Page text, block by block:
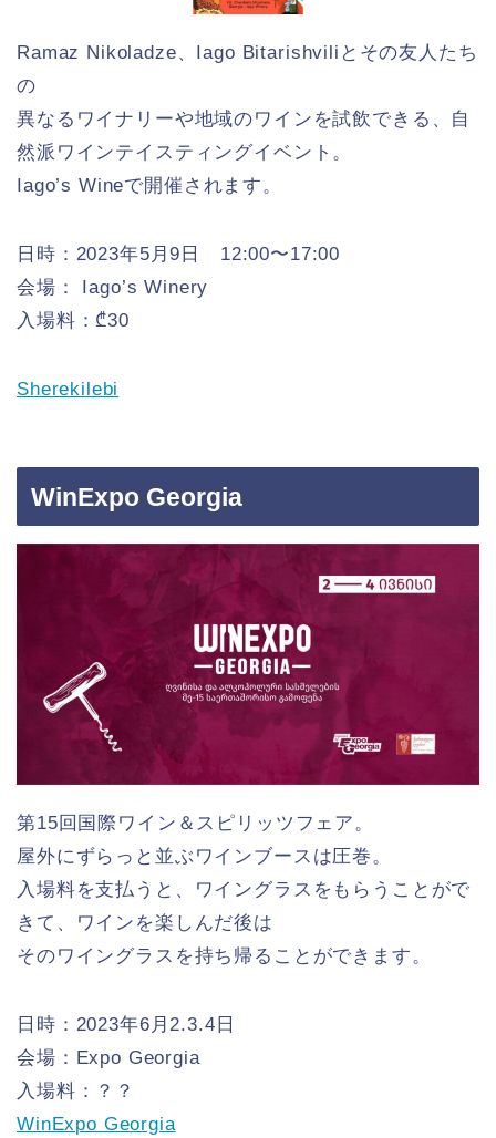
Ramaz Nikoladze、Iago Bitarishviliとその友人たち
の
異なるワイナリーや地域のワインを試飲できる、自
然派ワインテイスティングイベント。
Iago’s Wineで開催されます。
日時：2023年5月9日 12:00〜17:00
会場： Iago’s Winery
入場料：₾30
Sherekilebi
WinExpo Georgia
第15回国際ワイン＆スピリッツフェア。
屋外にずらっと並ぶワインブースは圧巻。
入場料を支払うと、ワイングラスをもらうことがで
きて、ワインを楽しんだ後は
そのワイングラスを持ち帰ることができます。
日時：2023年6月2.3.4日
会場：Expo Georgia
入場料：？？
WinExpo Georgia